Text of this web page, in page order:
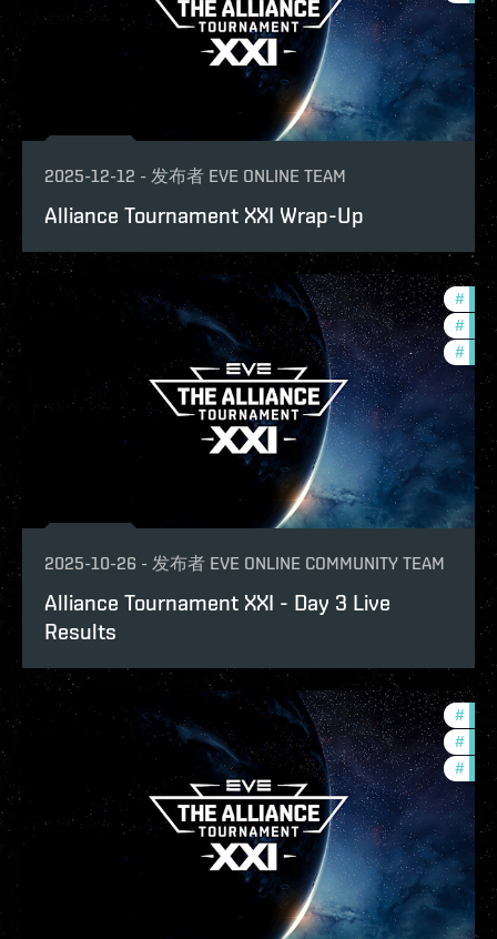
2025-12-12 - 发布者 EVE ONLINE TEAM
Alliance Tournament XXI Wrap-Up
#
#
# pvp
2025-10-26 - 发布者 EVE ONLINE COMMUNITY TEAM
Alliance Tournament XXI - Day 3 Live
Results
#
#
# pvp